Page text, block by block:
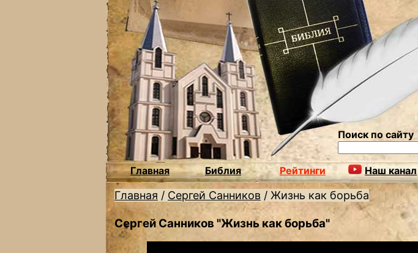
Поиск по сайту
Главная Библия Рейтинги Наш канал
Главная / Сергей Санников / Жизнь как борьба
Сергей Санников "Жизнь как борьба"